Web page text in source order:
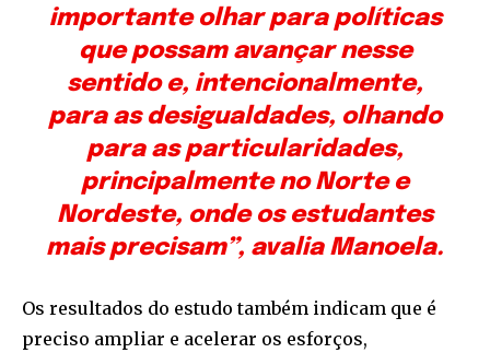
importante olhar para políticas
que possam avançar nesse
sentido e, intencionalmente,
para as desigualdades, olhando
para as particularidades,
principalmente no Norte e
Nordeste, onde os estudantes
mais precisam”, avalia Manoela.
Os resultados do estudo também indicam que é
preciso ampliar e acelerar os esforços,